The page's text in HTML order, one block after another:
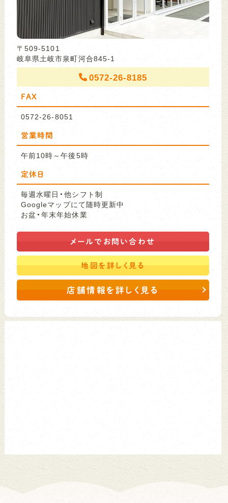
〒509-5101
岐阜県土岐市泉町河合845-1
0572-26-8185
FAX
0572-26-8051
営業時間
午前10時～午後5時
定休日
毎週水曜日・他シフト制
Googleマップにて随時更新中
お盆・年末年始休業
メールで お問い合わせ
地図を詳しく見る
店舗情報を詳しく見る